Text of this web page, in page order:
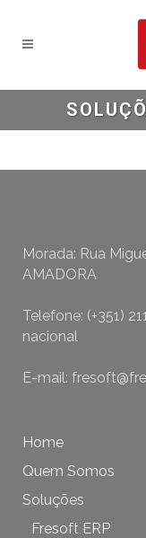
Morada: Rua
AMADORA
Telefone: (+351)
nacional
E-mail:
Home
Quem Somos
Soluções
Fresoft ERP